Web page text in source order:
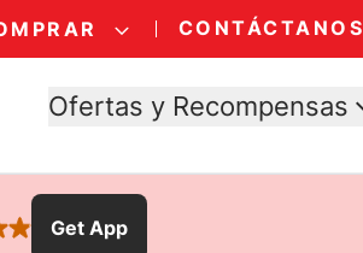
CONTÁCTANOS
Ofertas y Recompensas
Get App